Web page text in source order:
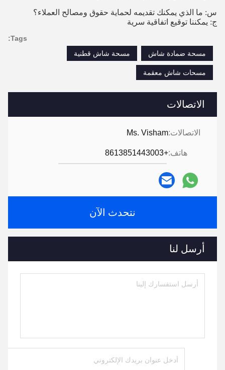
الاتصالات
الاتصالات:Ms. Visham
هاتف:+8613851443003
نتحدث الآن
أرسل لنا
س: ما الذي يمكنك تقديمه لحماية حقوق ومصالح العملاء؟
ج: يمكننا توقيع اتفاقية سرية
Tags:
مسحة ضمادة شاش
مسحة شاش قطنية
مسحات شاش معقمة